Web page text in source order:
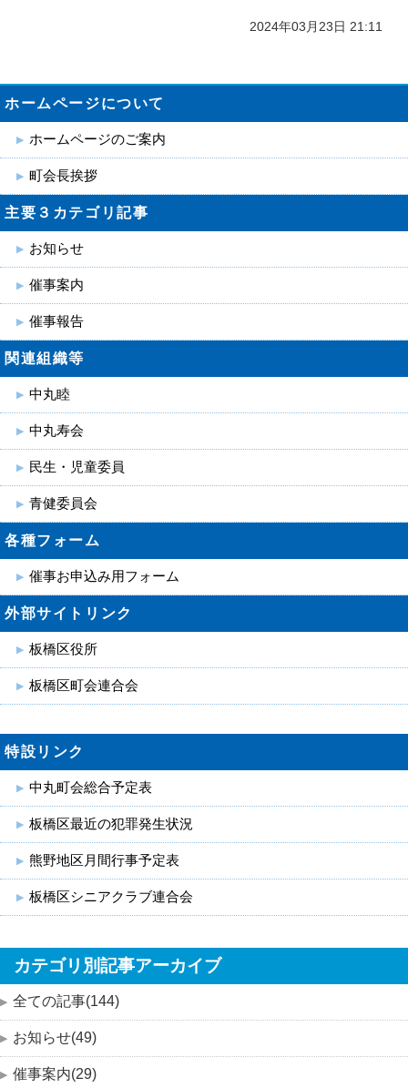
2024年03月23日 21:11
ホームページについて
ホームページのご案内
町会長挨拶
主要３カテゴリ記事
お知らせ
催事案内
催事報告
関連組織等
中丸睦
中丸寿会
民生・児童委員
青健委員会
各種フォーム
催事お申込み用フォーム
外部サイトリンク
板橋区役所
板橋区町会連合会
特設リンク
中丸町会総合予定表
板橋区最近の犯罪発生状況
熊野地区月間行事予定表
板橋区シニアクラブ連合会
カテゴリ別記事アーカイブ
全ての記事(144)
お知らせ(49)
催事案内(29)